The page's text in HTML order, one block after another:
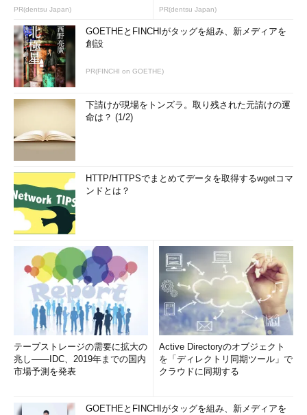
PR(dentsu Japan) PR(dentsu Japan)
GOETHEとFINCHIがタッグを組み、新メディアを
創設
PR(FINCHI on GOETHE)
下請けが現場をトンズラ。取り残された元請けの運
命は？ (1/2)
HTTP/HTTPSでまとめてデータを取得するwgetコマ
ンドとは？
テープストレージの需要に拡大の
兆し――IDC、2019年までの国内
市場予測を発表
Active Directoryのオブジェクト
を「ディレクトリ同期ツール」で
クラウドに同期する
GOETHEとFINCHIがタッグを組み、新メディアを